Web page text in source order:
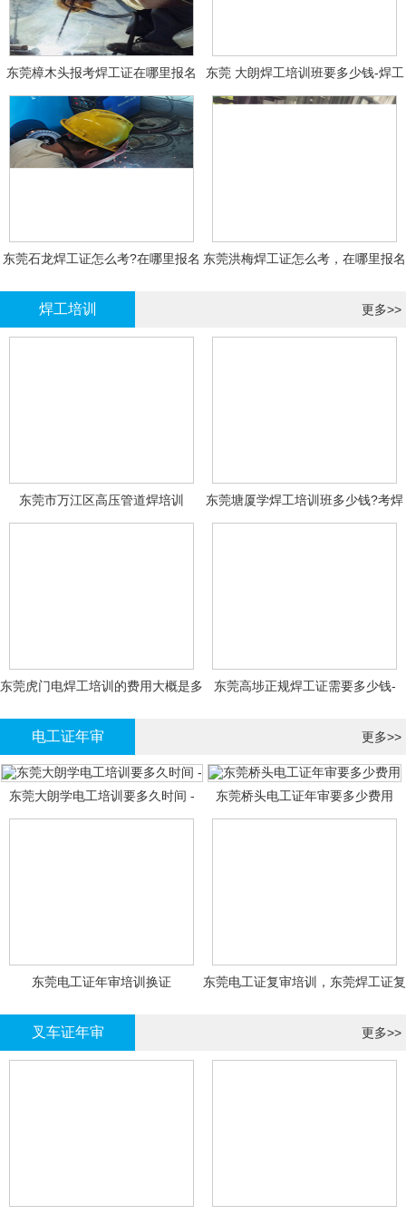
东莞樟木头报考焊工证在哪里报名
东莞 大朗焊工培训班要多少钱-焊工
报名
东莞石龙焊工证怎么考?在哪里报名 东莞洪梅焊工证怎么考，在哪里报名
焊工培训 更多>>
东莞市万江区高压管道焊培训
东莞塘厦学焊工培训班多少钱?考焊
工证大概多少钱?
东莞虎门电焊工培训的费用大概是多
东莞高埗正规焊工证需要多少钱-
电工证年审 更多>>
东莞大朗学电工培训要多久时间 - 东莞桥头电工证年审要多少费用
东莞电工证年审培训换证
东莞电工证复审培训，东莞焊工证复
叉车证年审 更多>>